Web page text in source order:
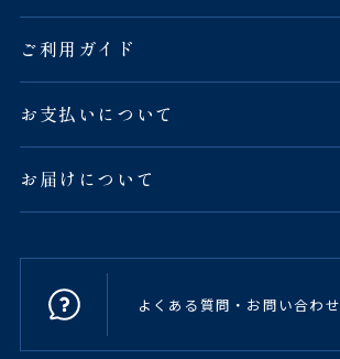
ご利用ガイド
お支払いについて
お届けについて
よくある質問・お問い合わせ